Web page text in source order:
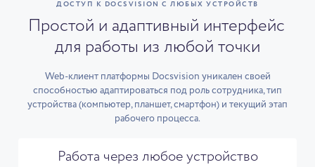
ДОСТУП К DOCSVISION С ЛЮБЫХ УСТРОЙСТВ
Простой и адаптивный интерфейс
для работы из любой точки
Web-клиент платформы Docsvision уникален своей
способностью адаптироваться под роль сотрудника, тип
устройства (компьютер, планшет, смартфон) и текущий этап
рабочего процесса.
Работа через любое устройство